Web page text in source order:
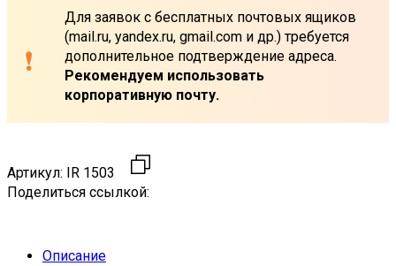
Для заявок с бесплатных почтовых ящиков
(mail.ru, yandex.ru, gmail.com и др.) требуется
дополнительное подтверждение адреса.
Рекомендуем использовать
корпоративную почту.
Артикул:
IR 1503
Поделиться ссылкой:
Описание